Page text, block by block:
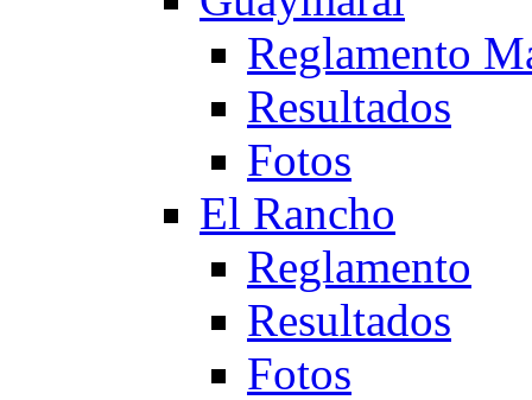
Reglamento
Resultados
Fotos
El Rancho
Reglamento
Resultados
Fotos